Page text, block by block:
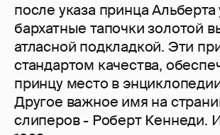
после указа принца Альберта
бархатные тапочки золотой
атласной подкладкой. Эти
стандартом качества,
принцу место в
Другое важное имя на
слиперов - Роберт Кеннеди.